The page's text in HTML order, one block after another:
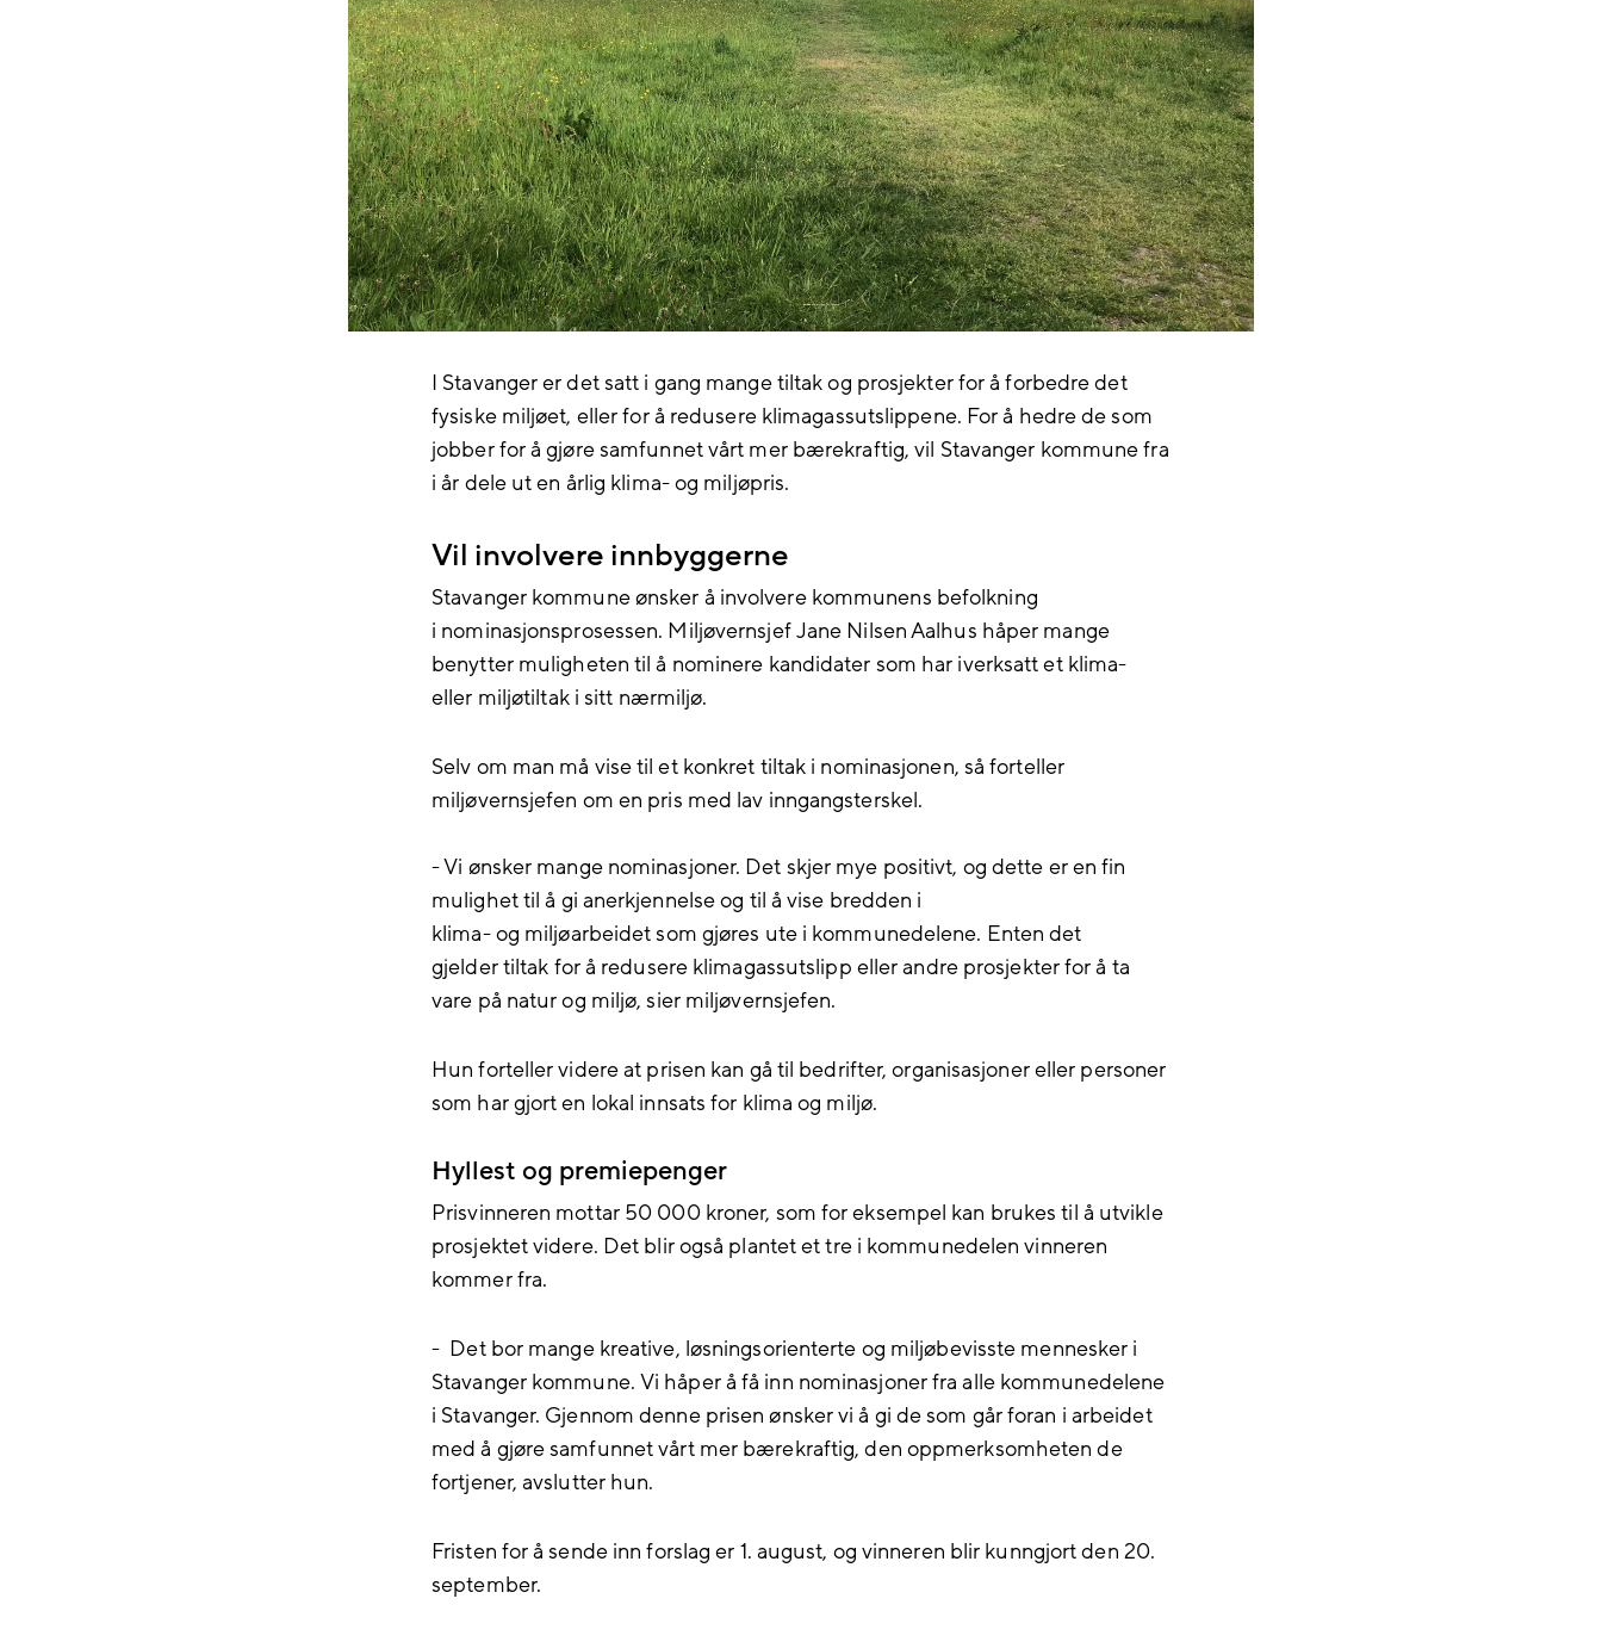
I Stavanger er det satt i gang mange tiltak og prosjekter for å forbedre det
fysiske miljøet, ellerfor å redusereklimagassutslippene. For å hedre de som
jobber for å gjøre samfunnetvårt mer bærekraftig, vil Stavanger kommunefra
i år dele ut en årlig klima-og miljøpris.
Vil involvere innbyggerne
Stavanger kommune ønsker å involvere kommunens befolkning
i nominasjonsprosessen. M iljøvernsjef Jane Nilsen Aalhus håper mange
benytter muligheten til å nominere kandidater som har iverksattet klima-
eller miljøtiltak i sitt nærmiljø.
Selv om man må vise til et konkret tiltak i nominasjonen, så forteller
miljøvernsjefen om en pris med lav inngangsterskel.
- Vi ønsker mange nominasjoner. Det skjer mye positivt, og dette er en fin
mulighet til å gi anerkjennelse og til åvise bredden i
klima- og miljøarbeidet som gjøres ute i kommunedelene. Enten det
gjelder tiltak for å redusere klimagassutslipp ellerandre prosjekter for å ta
vare på natur og miljø,siermiljøvernsjefen.
Hun forteller videre at prisen kan gå til bedrifter, organisasjoner eller personer
som har gjort en lokal innsats for klima og miljø.
Hyllest og premiepenger
Prisvinneren mottar 50 000 kroner, som for eksempel kan brukes til å utvikle
prosjektet videre. Det blir også plantet et tre i kommunedelen vinneren
kommer fra.
- Det bor mange kreative, løsningsorienterte og miljøbevisste mennesker i
Stavanger kommune. Vi håper å få inn nominasjoner fra alle kommunedelene
i Stavanger. Gjennom denne prisenønskerviå gi de som går foran i arbeidet
med å gjøre samfunnet vårt mer bærekraftig, den oppmerksomheten de
fortjener, avslutter hun.
Fristen for å sende inn forslager 1. august, og vinneren blir kunngjort den 20.
september.